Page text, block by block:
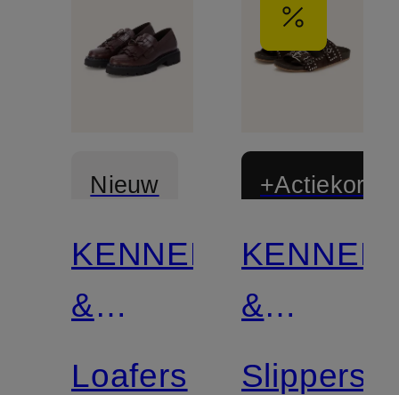
Nieuw
Gecertificeerd
KENNEL
&
SCHMENGER
Loafers
KENNEL
&
Slippers